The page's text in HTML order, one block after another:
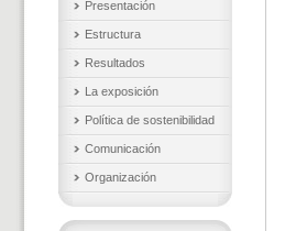
Presentación
Estructura
Resultados
La exposición
Política de sostenibilidad
Comunicación
Organización